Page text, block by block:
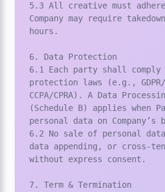
5.3 All creative must
Company may require
hours.
6. Data Protection
6.1 Each party shall
protection laws (e.g., GDPR/
CCPA/CPRA). A Data
(Schedule B) applies when
personal data on Company’s
6.2 No sale of personal
data appending, or cross-
without express consent.
7. Term & Termination